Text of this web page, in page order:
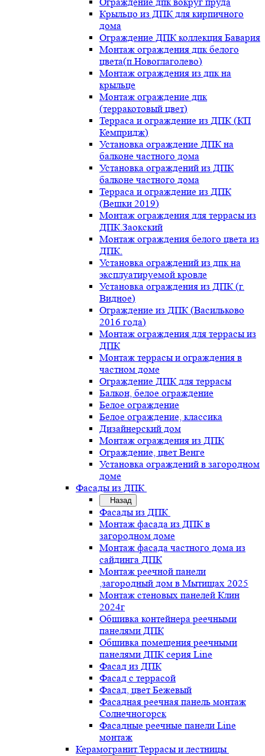
Крыльцо из ДПК для кирпичного
дома
Ограждение ДПК коллекция Бавария
Монтаж ограждения дпк белого
цвета(п.Новоглаголево)
Монтаж ограждения из дпк на
крыльце
Монтаж ограждение дпк
(терракотовый цвет)
Терраса и ограждение из ДПК (КП
Кемпридж)
Установка ограждение ДПК на
балконе частного дома
Установка ограждений из ДПК
балконе частного дома
Терраса и ограждение из ДПК
(Вешки 2019)
Монтаж ограждения для террасы из
ДПК.Заокский
Монтаж ограждения белого цвета из
ДПК.
Установка ограждений из дпк на
эксплуатируемой кровле
Установка ограждения из ДПК (г.
Видное)
Ограждение из ДПК (Васильково
2016 года)
Монтаж ограждения для террасы из
ДПК
Монтаж террасы и ограждения в
частном доме
Ограждение ДПК для террасы
Балкон, белое ограждение
Белое ограждение
Белое ограждение, классика
Дизайнерский дом
Монтаж ограждения из ДПК
Ограждение, цвет Венге
Установка ограждений в загородном
доме
Фасады из ДПК
Назад
Фасады из ДПК
Монтаж фасада из ДПК в
загородном доме
Монтаж фасада частного дома из
сайдинга ДПК
Монтаж реечной панели
,загородный дом в Мытищах 2025
Монтаж стеновых панелей Клин
2024г
Обшивка контейнера реечными
панелями ДПК
Обшивка помещения реечными
панелями ДПК серия Line
Фасад из ДПК
Фасад с террасой
Фасад, цвет Бежевый
Фасадная реечная панель монтаж
Солнечногорск
Фасадные реечные панели Line
монтаж
Керамогранит.Террасы и лестницы